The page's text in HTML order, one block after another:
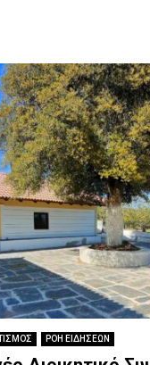
ΡΟΗ ΕΙΔΗΣΕΩΝ